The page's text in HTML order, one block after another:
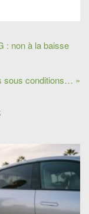
: non à la baisse
sous conditions… »